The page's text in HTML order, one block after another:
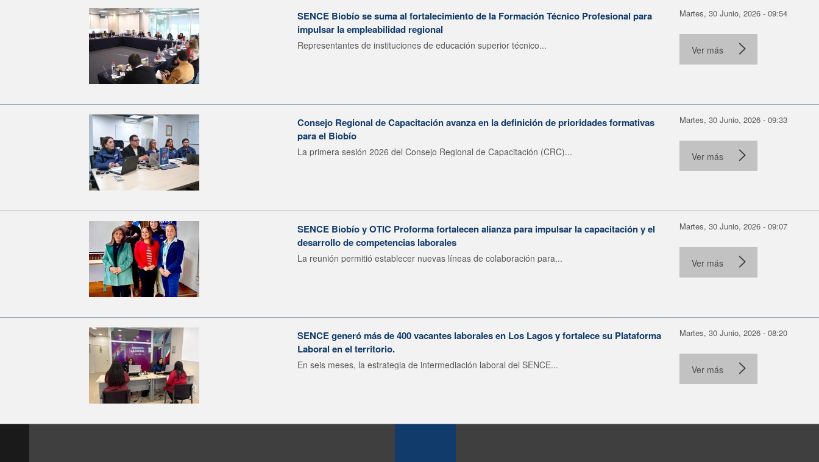
SENCE Biobío se suma al fortalecimiento de la Formación Técnico Profesional para
impulsar la empleabilidad regional
Representantes de instituciones de educación superior técnico...
Martes, 30 Junio, 2026 - 09:54
Ver más
Consejo Regional de Capacitación avanza en la definición de prioridades formativas
para el Biobío
La primera sesión 2026 del Consejo Regional de Capacitación (CRC)...
Martes, 30 Junio, 2026 - 09:33
Ver más
SENCE Biobío y OTIC Proforma fortalecen alianza para impulsar la capacitación y el
desarrollo de competencias laborales
La reunión permitió establecer nuevas líneas de colaboración para...
Martes, 30 Junio, 2026 - 09:07
Ver más
SENCE generó más de 400 vacantes laborales en Los Lagos y fortalece su Plataforma
Laboral en el territorio.
En seis meses, la estrategia de intermediación laboral del SENCE...
Martes, 30 Junio, 2026 - 08:20
Ver más